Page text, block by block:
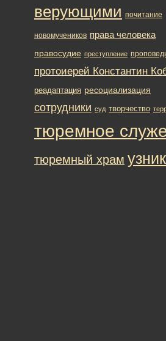
верующими почитание
новомучеников права человека
правосудие преступление
протоиерей Константин
реадаптация ресоциализация
сотрудники суд творчество
тюремное
тюремный храм